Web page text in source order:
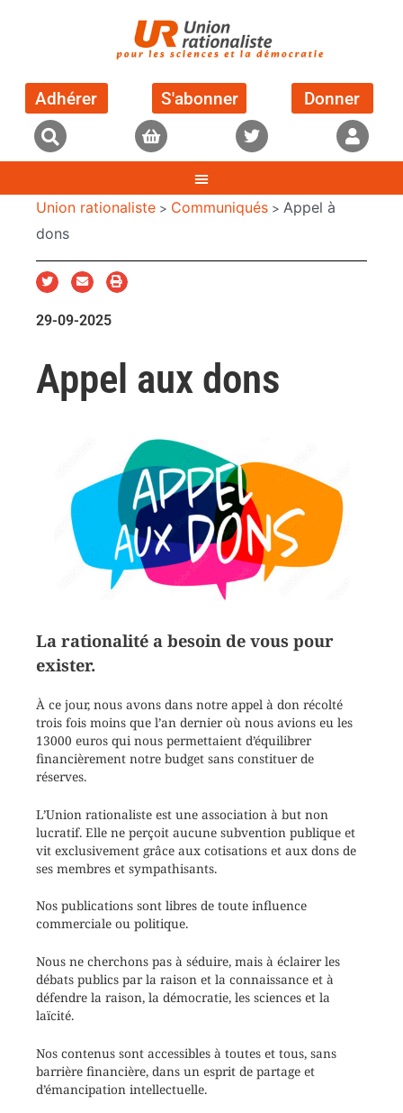
Adhérer S'abonner Donner
Union rationaliste > Communiqués > Appel à
dons
29-09-2025
Appel aux dons
La rationalité a besoin de vous pour
exister.
À ce jour, nous avons dans notre appel à don récolté
trois fois moins que l’an dernier où nous avions eu les
13000 euros qui nous permettaient d’équilibrer
financièrement notre budget sans constituer de
réserves.
L’Union rationaliste est une association à but non
lucratif. Elle ne perçoit aucune subvention publique et
vit exclusivement grâce aux cotisations et aux dons de
ses membres et sympathisants.
Nos publications sont libres de toute influence
commerciale ou politique.
Nous ne cherchons pas à séduire, mais à éclairer les
débats publics par la raison et la connaissance et à
défendre la raison, la démocratie, les sciences et la
laïcité.
Nos contenus sont accessibles à toutes et tous, sans
barrière financière, dans un esprit de partage et
d’émancipation intellectuelle.